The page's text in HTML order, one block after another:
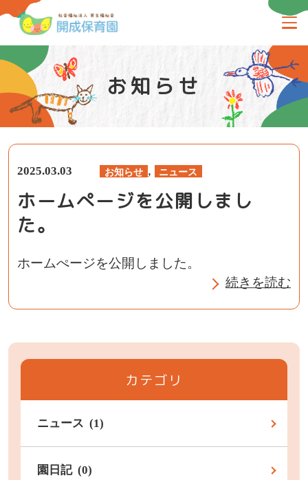
お知らせ
2025.03.03 お知らせ , ニュース
ホームぺージを公開しまし
た。
ホームぺージを公開しました。
続きを読む
カテゴリ
ニュース (1)
園日記 (0)